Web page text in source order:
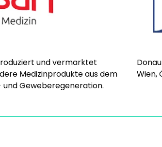
und vermarktet
Medizinprodukte aus dem
Geweberegeneration.
Wien,